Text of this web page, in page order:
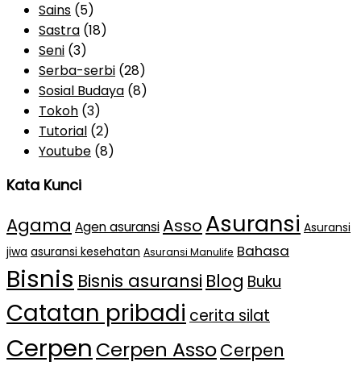
Sains (5)
Sastra (18)
Seni (3)
Serba-serbi (28)
Sosial Budaya (8)
Tokoh (3)
Tutorial (2)
Youtube (8)
Kata Kunci
Agama Agen asuransiAsso Asuransi Asuransi
jiwa asuransi kesehatan Asuransi Manulife Bahasa
Bisnis Bisnis asuransi Blog Buku
Catatan pribadi cerita silat
Cerpen Cerpen AssoCerpen